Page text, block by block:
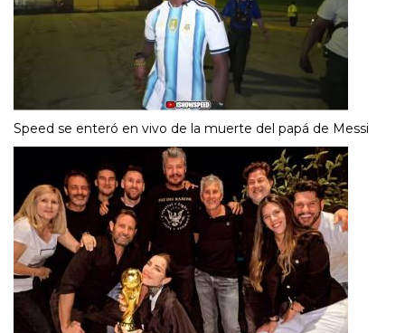
Speed se enteró en vivo de la muerte del papá de Messi